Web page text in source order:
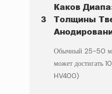
3
Каков
Толщины
Обычный 25-50
может достигать
HV400)